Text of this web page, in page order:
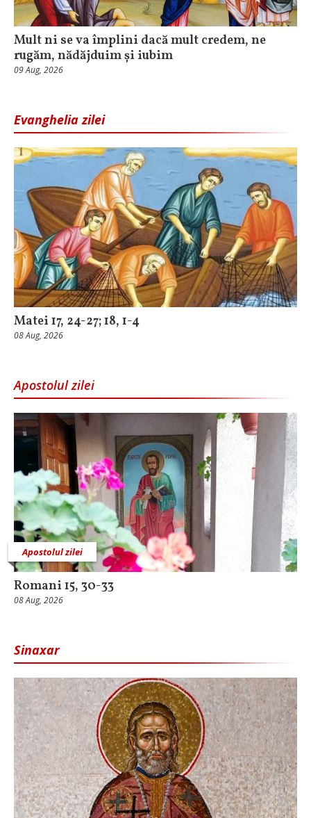
Mult ni se va împlini dacă mult credem, ne
rugăm, nădăjduim și iubim
09 Aug, 2026
Evanghelia zilei
Matei 17, 24-27; 18, 1-4
08 Aug, 2026
Apostolul zilei
Apostolul zilei
Romani 15, 30-33
08 Aug, 2026
Sinaxar